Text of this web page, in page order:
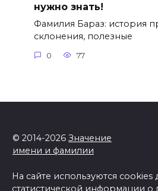
нужно знать!
Фамилия Бараз: история
склонения, полезные
0 77
© 2014-2026 Значение
имени и фамилии
На сайте используются cookies
статистической информации о